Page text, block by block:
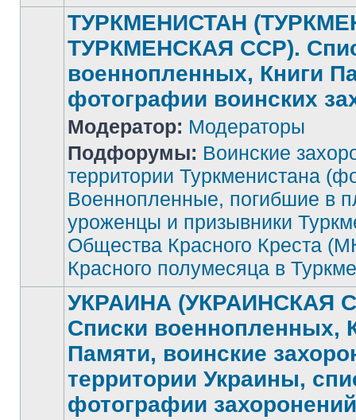
Нет
сообщений
ТУРКМЕНИСТАН
ТУРКМЕНСКАЯ ССР).
военнопленных, Книги
фотографии воинских
Модератор: Модераторы
Подфорумы: Воинские
территории Туркменистана
Военнопленные, погибшие в
уроженцы и призывники
Общества Красного Креста
Красного полумесяца в
УКРАИНА (УКРАИНСКАЯ
Списки военнопленных,
Памяти, воинские
территории Украины,
фотографии захоронений